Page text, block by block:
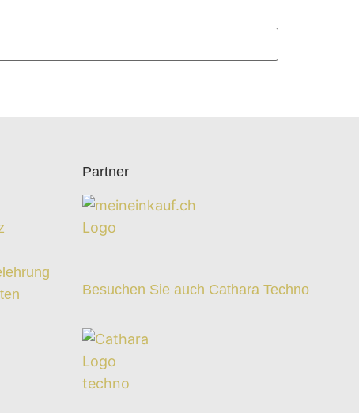
Partner
Besuchen Sie auch Cathara Techno